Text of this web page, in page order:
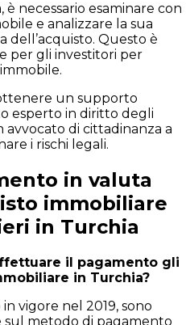
è necessario esaminare con
e analizzare la sua
dell’acquisto. Questo è
per gli investitori per
un supporto
esperto in diritto degli
avvocato di cittadinanza a
i rischi legali.
in valuta
immobiliare
in Turchia
il pagamento gli
in Turchia?
vigore nel 2019, sono
metodo di pagamento